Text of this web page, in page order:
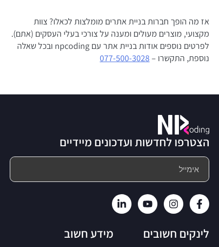
אז מה הופך חברות בניית אתרים מומלצות לכאלו? צוות
מקצועי, מוצרים מעולים ומענה על צורכי בעלי העסקים (אתם).
לפרטים נוספים אודות בניית אתר עם npcoding ובכל שאלה
נוספת, התקשרו – 077-500-3028
הצטרפו לחדשות ועדכונים מיידיים
מידע חשוב לינקים חשובים